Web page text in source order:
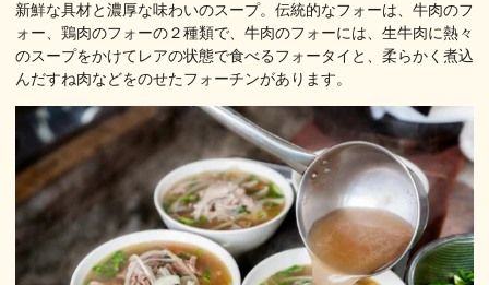
新鮮な具材と濃厚な味わいのスープ。伝統的なフォーは、牛肉のフ
ォー、鶏肉のフォーの２種類で、牛肉のフォーには、生牛肉に熱々
のスープをかけてレアの状態で食べるフォータイと、柔らかく煮込
んだすね肉などをのせたフォーチンがあります。